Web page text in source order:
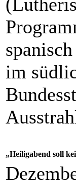
im
„Heiligabend soll